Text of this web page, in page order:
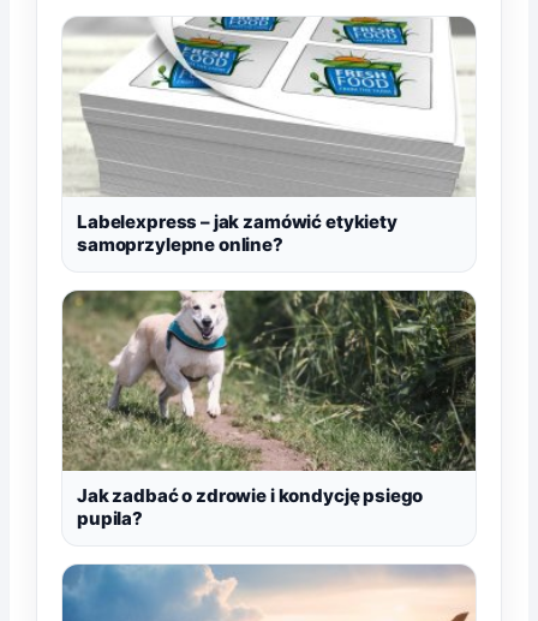
Labelexpress – jak zamówić etykiety
samoprzylepne online?
Jak zadbać o zdrowie i kondycję psiego
pupila?